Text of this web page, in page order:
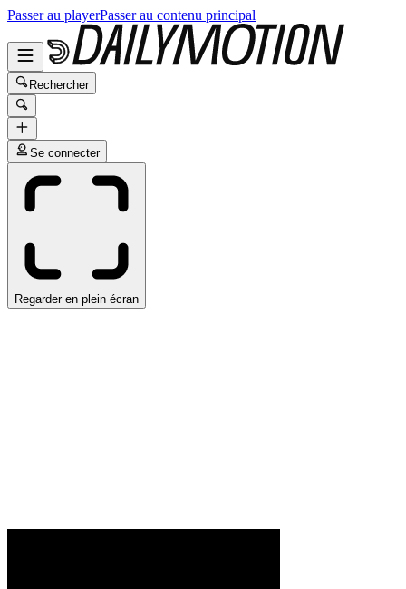
Passer au playerPasser au contenu principal
Rechercher
Se connecter
Regarder en plein écran